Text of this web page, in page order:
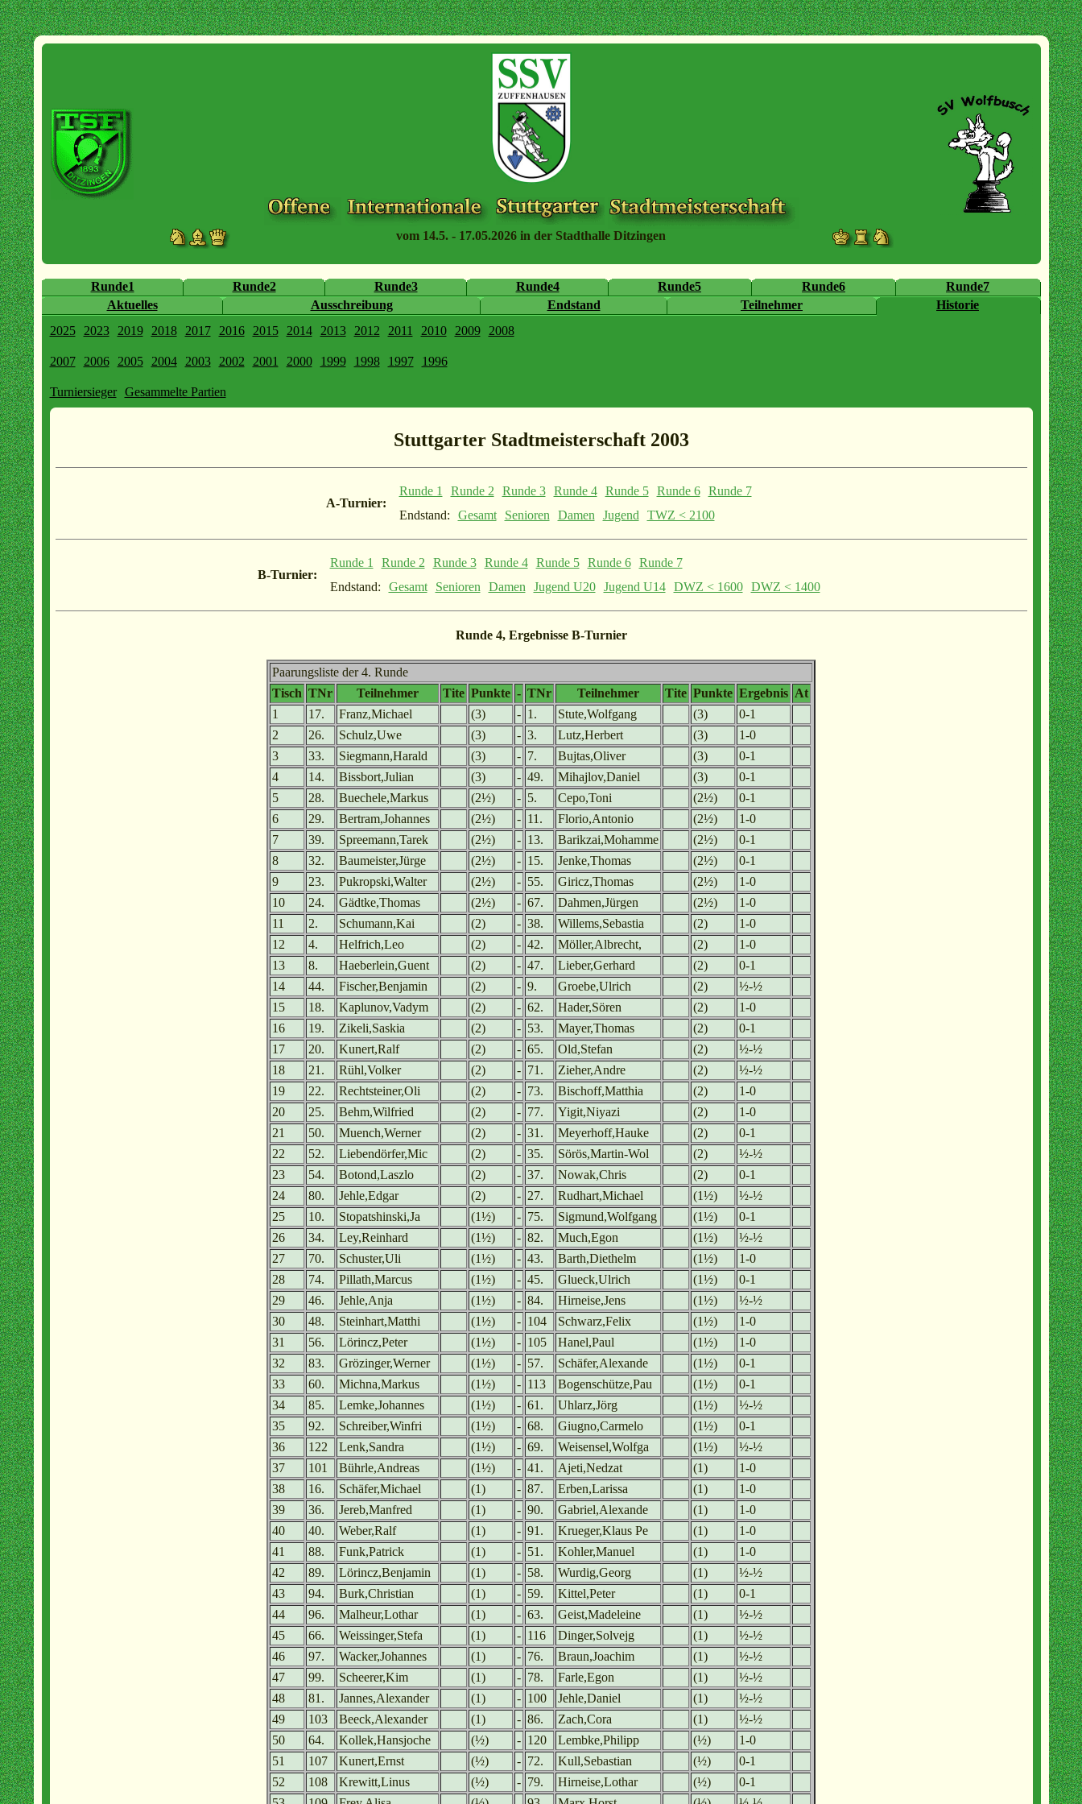
vom 14.5. - 17.05.2026 in der Stadthalle Ditzingen
Runde1 Runde2 Runde3 Runde4 Runde5 Runde6
Runde7
Aktuelles
Ausschreibung Endstand Teilnehmer
Historie
2025
2023 2019 2018 2017 2016 2015 2014 2013 2012 2011 2010 2009 2008
2007 2006 2005 2004 2003 2002 2001 2000 1999 1998 1997 1996
Turniersieger Gesammelte Partien
Stuttgarter Stadtmeisterschaft 2003
A-Turnier:
Runde 1 Runde 2 Runde 3 Runde 4 Runde 5 Runde 6
Runde 7
Endstand:
Gesamt Senioren Damen Jugend TWZ < 2100
B-Turnier:
Runde 1 Runde 2 Runde 3 Runde 4 Runde 5 Runde 6
Runde 7
Endstand:
Gesamt Senioren Damen Jugend U20 Jugend U14 DWZ < 1600 DWZ < 1400
Runde 4, Ergebnisse B-Turnier
Paarungsliste der 4. Runde
Tisch TNr Teilnehmer Tite Punkte - TNr Teilnehmer Tite Punkte Ergebnis At
1
17. Franz,Michael (3) - 1. Stute,Wolfgang (3)
0-1
2
26. Schulz,Uwe (3) - 3. Lutz,Herbert (3)
1-0
3
33. Siegmann,Harald (3) - 7. Bujtas,Oliver (3)
0-1
4
14. Bissbort,Julian (3) - 49. Mihajlov,Daniel (3)
0-1
5
28. Buechele,Markus (2½) - 5. Cepo,Toni (2½)
0-1
6
29. Bertram,Johannes (2½) - 11. Florio,Antonio (2½)
1-0
7
39. Spreemann,Tarek (2½) - 13. Barikzai,Mohamme (2½)
0-1
8
32. Baumeister,Jürge (2½) - 15. Jenke,Thomas (2½)
0-1
9
23. Pukropski,Walter (2½) - 55. Giricz,Thomas (2½)
1-0
10
24. Gädtke,Thomas (2½) - 67. Dahmen,Jürgen (2½)
1-0
11
2. Schumann,Kai (2) - 38. Willems,Sebastia (2)
1-0
12
4. Helfrich,Leo (2) - 42. Möller,Albrecht, (2)
1-0
13
8. Haeberlein,Guent (2) - 47. Lieber,Gerhard (2)
0-1
14
44. Fischer,Benjamin (2) - 9. Groebe,Ulrich (2)
½-½
15
18. Kaplunov,Vadym (2) - 62. Hader,Sören (2)
1-0
16
19. Zikeli,Saskia (2) - 53. Mayer,Thomas (2)
0-1
17
20. Kunert,Ralf (2) - 65. Old,Stefan (2)
½-½
18
21. Rühl,Volker (2) - 71. Zieher,Andre (2)
½-½
19
22. Rechtsteiner,Oli (2) - 73. Bischoff,Matthia (2)
1-0
20
25. Behm,Wilfried (2) - 77. Yigit,Niyazi (2)
1-0
21
50. Muench,Werner (2) - 31. Meyerhoff,Hauke (2)
0-1
22
52. Liebendörfer,Mic (2) - 35. Sörös,Martin-Wol (2)
½-½
23
54. Botond,Laszlo (2) - 37. Nowak,Chris (2)
0-1
24
80. Jehle,Edgar (2) - 27. Rudhart,Michael (1½)
½-½
25
10. Stopatshinski,Ja (1½) - 75. Sigmund,Wolfgang (1½)
0-1
26
34. Ley,Reinhard (1½) - 82. Much,Egon (1½)
½-½
27
70. Schuster,Uli (1½) - 43. Barth,Diethelm (1½)
1-0
28
74. Pillath,Marcus (1½) - 45. Glueck,Ulrich (1½)
0-1
29
46. Jehle,Anja (1½) - 84. Hirneise,Jens (1½)
½-½
30
48. Steinhart,Matthi (1½) - 104 Schwarz,Felix (1½)
1-0
31
56. Lörincz,Peter (1½) - 105 Hanel,Paul (1½)
1-0
32
83. Grözinger,Werner (1½) - 57. Schäfer,Alexande (1½)
0-1
33
60. Michna,Markus (1½) - 113 Bogenschütze,Pau (1½)
0-1
34
85. Lemke,Johannes (1½) - 61. Uhlarz,Jörg (1½)
½-½
35
92. Schreiber,Winfri (1½) - 68. Giugno,Carmelo (1½)
0-1
36
122 Lenk,Sandra (1½) - 69. Weisensel,Wolfga (1½)
½-½
37
101 Bührle,Andreas (1½) - 41. Ajeti,Nedzat (1)
1-0
38
16. Schäfer,Michael (1) - 87. Erben,Larissa (1)
1-0
39
36. Jereb,Manfred (1) - 90. Gabriel,Alexande (1)
1-0
40
40. Weber,Ralf (1) - 91. Krueger,Klaus Pe (1)
1-0
41
88. Funk,Patrick (1) - 51. Kohler,Manuel (1)
1-0
42
89. Lörincz,Benjamin (1) - 58. Wurdig,Georg (1)
½-½
43
94. Burk,Christian (1) - 59. Kittel,Peter (1)
0-1
44
96. Malheur,Lothar (1) - 63. Geist,Madeleine (1)
½-½
45
66. Weissinger,Stefa (1) - 116 Dinger,Solvejg (1)
½-½
46
97. Wacker,Johannes (1) - 76. Braun,Joachim (1)
½-½
47
99. Scheerer,Kim (1) - 78. Farle,Egon (1)
½-½
48
81. Jannes,Alexander (1) - 100 Jehle,Daniel (1)
½-½
49
103 Beeck,Alexander (1) - 86. Zach,Cora (1)
½-½
50
64. Kollek,Hansjoche (½) - 120 Lembke,Philipp (½)
1-0
51
107 Kunert,Ernst (½) - 72. Kull,Sebastian (½)
0-1
52
108 Krewitt,Linus (½) - 79. Hirneise,Lothar (½)
0-1